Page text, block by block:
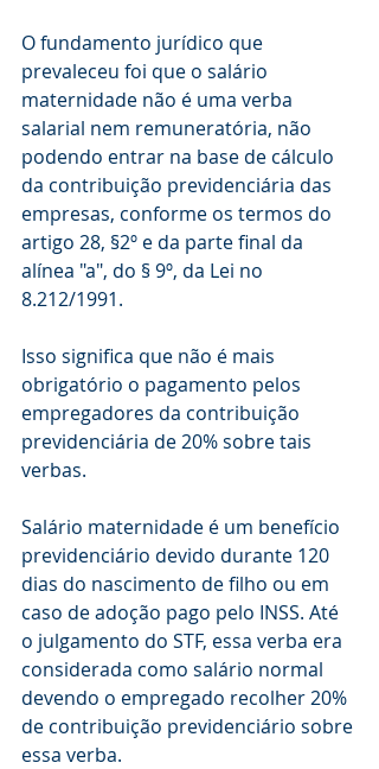
O fundamento jurídico que
prevaleceu foi que o salário
maternidade não é uma verba
salarial nem remuneratória, não
podendo entrar na base de cálculo
da contribuição previdenciária das
empresas, conforme os termos do
artigo 28, §2º e da parte final da
alínea "a", do § 9º, da Lei no
8.212/1991.
Isso significa que não é mais
obrigatório o pagamento pelos
empregadores da contribuição
previdenciária de 20% sobre tais
verbas.
Salário maternidade é um benefício
previdenciário devido durante 120
dias do nascimento de filho ou em
caso de adoção pago pelo INSS. Até
o julgamento do STF, essa verba era
considerada como salário normal
devendo o empregado recolher 20%
de contribuição previdenciário sobre
essa verba.